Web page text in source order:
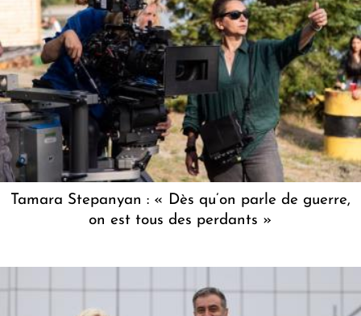
Tamara Stepanyan : « Dès qu’on parle de guerre,
on est tous des perdants »